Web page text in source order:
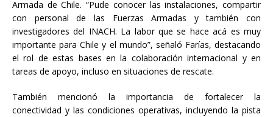
Armada de Chile. “Pude conocer las instalaciones, compartir
con personal de las Fuerzas Armadas y también con
investigadores del INACH. La labor que se hace acá es muy
importante para Chile y el mundo”, señaló Farías, destacando
el rol de estas bases en la colaboración internacional y en
tareas de apoyo, incluso en situaciones de rescate.
También mencionó la importancia de fortalecer la
conectividad y las condiciones operativas, incluyendo la pista